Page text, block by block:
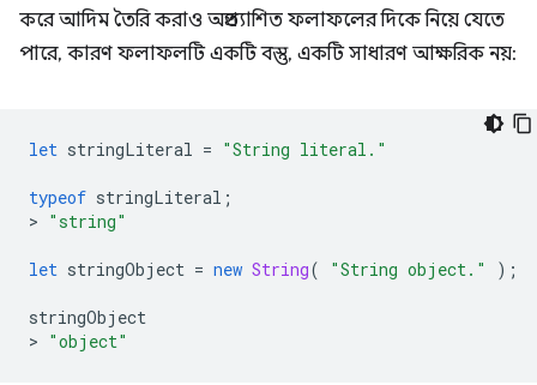
করে আদিম তৈরি করাও অপ্রত্যাশিত ফলাফলের দিকে নিয়ে যেতে
পারে, কারণ ফলাফলটি একটি বস্তু, একটি সাধারণ আক্ষরিক নয়:
let stringLiteral = "String literal."
typeof stringLiteral ;
> "string"
let stringObject = new String( "String object." );
stringObject
> "object"